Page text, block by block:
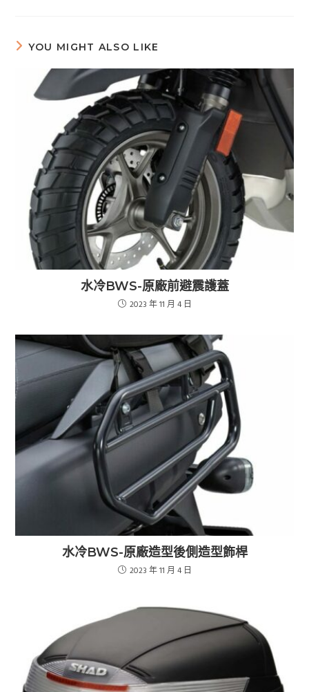
YOU MIGHT ALSO LIKE
水冷BWS-原廠前避震護蓋
2023 年 11 月 4 日
水冷BWS-原廠造型後側造型飾桿
2023 年 11 月 4 日